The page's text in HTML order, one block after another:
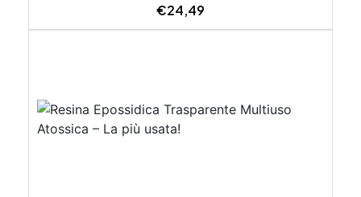
culinaria e artistica con EPOXYFOOD, la prima
resina trasparente corredata da certificato per il
solventi, EPOXYFOOD è ideale sia per la cucina
che per creazioni artistiche e decorazioni,
mantenendo trasparenza e lucentezza
€24,49